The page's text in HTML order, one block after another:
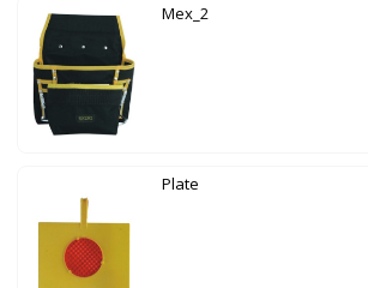
Mex_2
Plate